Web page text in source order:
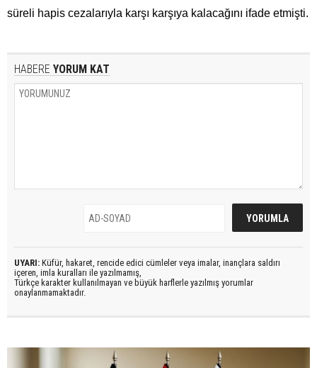
süreli hapis cezalarıyla karşı karşıya kalacağını ifade etmişti.
HABERE YORUM KAT
UYARI: Küfür, hakaret, rencide edici cümleler veya imalar, inançlara saldırı
içeren, imla kuralları ile yazılmamış,
Türkçe karakter kullanılmayan ve büyük harflerle yazılmış yorumlar
onaylanmamaktadır.